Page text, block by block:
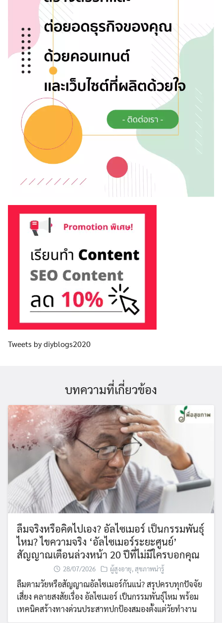
Tweets by diyblogs2020
บทความที่เกี่ยวข้อง
ลืมจริงหรือคิดไปเอง? อัลไซเมอร์ เป็นกรรมพันธุ์
ไหม? ไขความจริง ‘อัลไซเมอร์ระยะศูนย์’
สัญญาณเตือนล่วงหน้า 20 ปีที่ไม่มีใครบอกคุณ
28/07/2026 ผู้สูงอายุ,สุขภาพน่ารู้
ลืมตามวัยหรือสัญญาณอัลไซเมอร์กันแน่? สรุปครบทุกปัจจัย
เสี่ยง คลายสงสัยเรื่อง อัลไซเมอร์ เป็นกรรมพันธุ์ไหม พร้อม
เทคนิคสร้างทางด่วนประสาทปกป้องสมองตั้งแต่วัยทำงาน